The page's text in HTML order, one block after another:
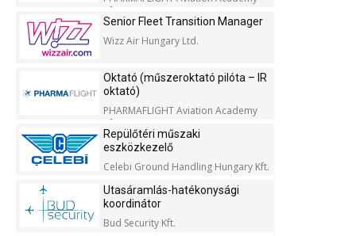
Kft.
Senior Fleet Transition Manager
Wizz Air Hungary Ltd.
Oktató (műszeroktató pilóta – IR
oktató)
PHARMAFLIGHT Aviation Academy
Kft.
Repülőtéri műszaki
eszközkezelő
Celebi Ground Handling Hungary Kft.
Utasáramlás-hatékonysági
koordinátor
Bud Security Kft.